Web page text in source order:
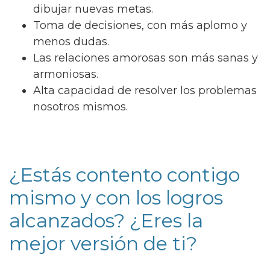
dibujar nuevas metas.
Toma de decisiones, con más aplomo y
menos dudas.
Las relaciones amorosas son más sanas y
armoniosas.
Alta capacidad de resolver los problemas
nosotros mismos.
¿Estás contento contigo
mismo y con los logros
alcanzados? ¿Eres la
mejor versión de ti?